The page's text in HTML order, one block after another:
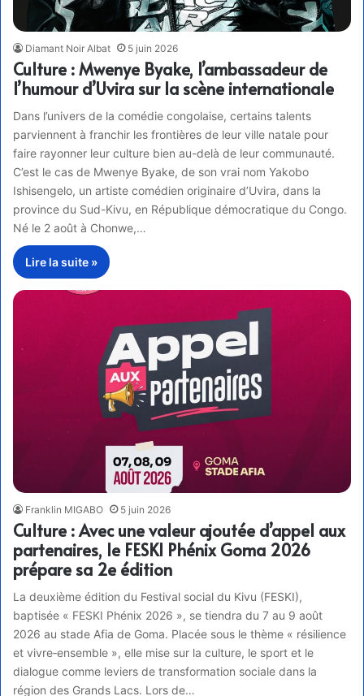
Diamant Noir Albat 5 juin 2026
Culture : Mwenye Byake, l’ambassadeur de
l’humour d’Uvira sur la scène internationale
Dans l’univers de la comédie congolaise, certains talents
parviennent à franchir les frontières de leur ville natale pour
faire rayonner leur culture bien au-delà de leur communauté.
C’est le cas de Mwenye Byake, de son vrai nom Yakobo
Ishisengelo, un artiste comédien originaire d’Uvira, dans la
province du Sud-Kivu, en République démocratique du Congo.
Né le 2 août à Chonwe,…
Lire la suite »
Franklin MIGABO 5 juin 2026
Culture : Avec une valeur ajoutée d’appel aux
partenaires, le FESKI Phénix Goma 2026
prépare sa 2e édition
La deuxième édition du Festival social du Kivu (FESKI),
baptisée « FESKI Phénix 2026 », se tiendra du 7 au 9 août
2026 au stade Afia de Goma. Placée sous le thème « résilience
et vivre‑ensemble », elle mise sur la culture, le sport et le
dialogue comme leviers de transformation sociale dans la
région des Grands Lacs. Lors de…